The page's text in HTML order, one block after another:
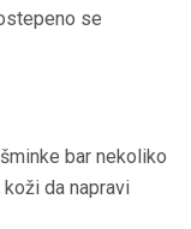
se
bar nekoliko
da napravi